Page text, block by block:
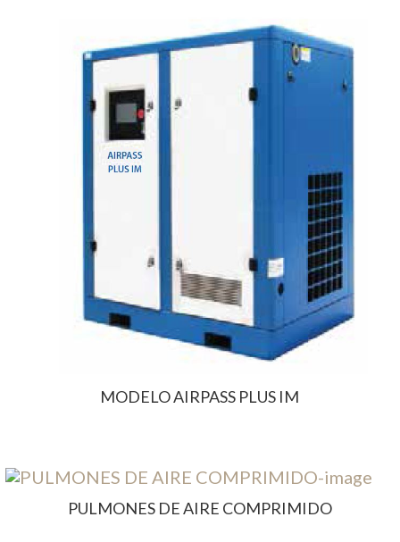
MODELO AIRPASS PLUS IM
PULMONES DE AIRE COMPRIMIDO